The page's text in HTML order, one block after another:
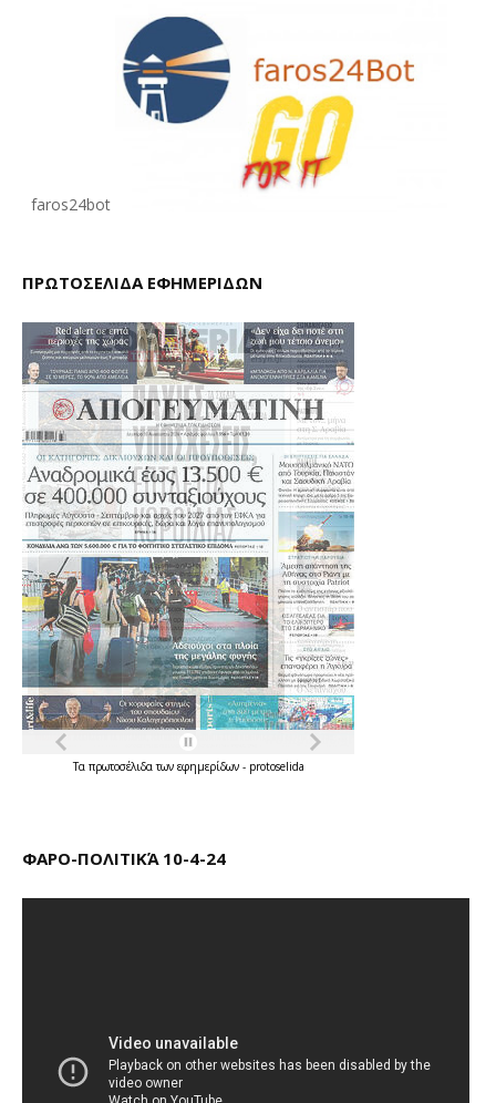
faros24bot
ΠΡΩΤΟΣΕΛΙΔΑ ΕΦΗΜΕΡΙΔΩΝ
Τα πρωτοσέλιδατων εφημερίδων - protoselida
ΦΑΡΟ-ΠΟΛΙΤΙΚΆ 10-4-24